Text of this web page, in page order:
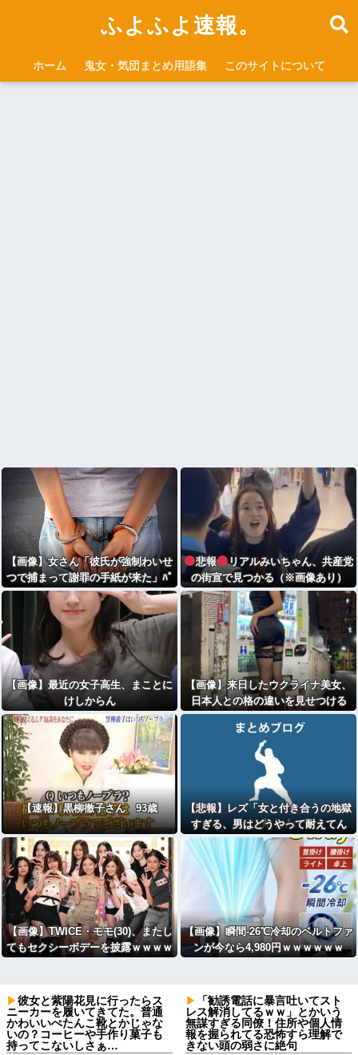
ふよふよ速報。
ホーム 鬼女・気団まとめ用語集 このサイトについて
【画像】女さん「彼氏が強制わいせ
つで捕まって謝罪の手紙が来た」ﾊﾟ
ｼｬｯ
悲報
リアルみいちゃん、共産党
の街宣で見つかる（※画像あり）
【画像】最近の女子高生、まことに
けしからん
【画像】来日したウクライナ美女、
日本人との格の違いを見せつける
【速報】黒柳徹子さん 93歳
【悲報】レズ「女と付き合うの地獄
すぎる、男はどうやって耐えてん
の？」
【画像】TWICE・モモ(30)、またし
てもセクシーボデーを披露ｗｗｗｗ
【画像】瞬間-26℃冷却のベルトファ
ンが今なら4,980円ｗｗｗｗｗｗ
彼女と紫陽花見に行ったらス
ニーカーを履いてきてた。普通
かわいいぺたんこ靴とかじゃな
いの？コーヒーや手作り菓子も
持ってこないしさぁ…
「勧誘電話に暴言吐いてスト
レス解消してるｗｗ」とかいう
無謀すぎる同僚！住所や個人情
報を握られてる恐怖すら理解で
きない頭の弱さに絶句